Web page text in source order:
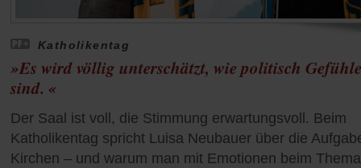
Katholikentag
»Es wird völlig unterschätzt, wie politisch Gefühle
sind. «
Der Saal ist voll, die Stimmung erwartungsvoll. Beim
Katholikentag spricht Luisa Neubauer über die
Kirchen – und warum man mit Emotionen beim Thema